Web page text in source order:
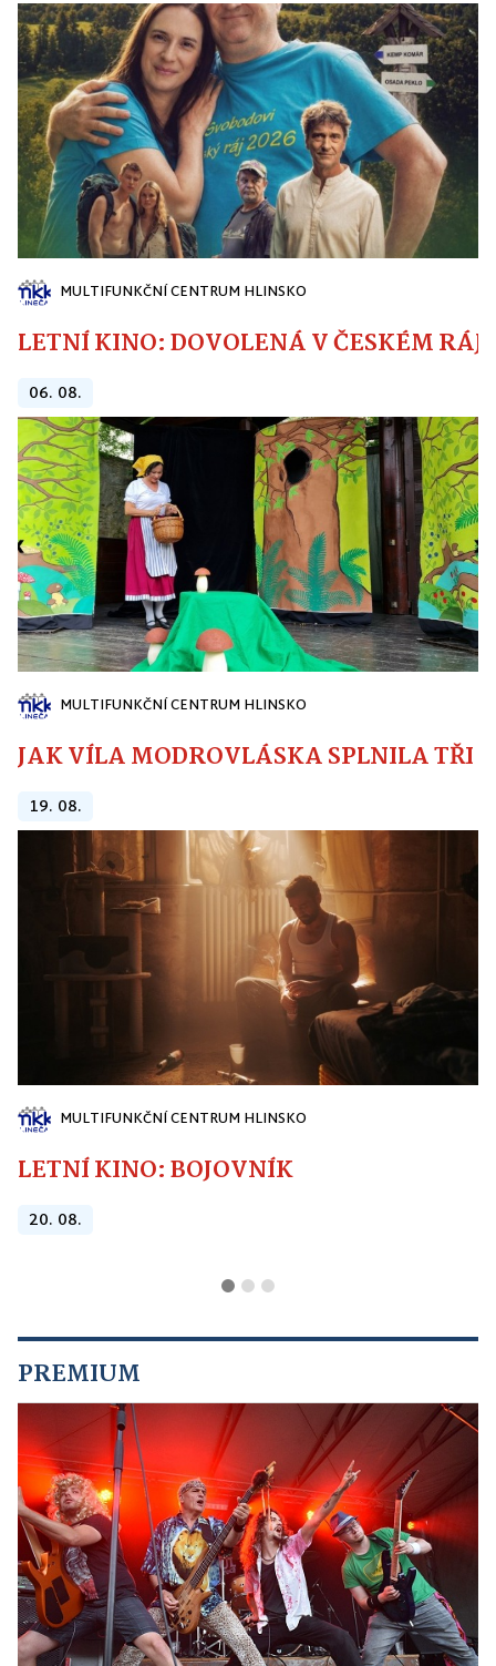
MULTIFUNKČNÍ CENTRUM HLINSKO
LETNÍ KINO: DOVOLENÁ V ČESKÉM RÁJI
06. 08.
MULTIFUNKČNÍ CENTRUM HLINSKO
JAK VÍLA MODROVLÁSKA SPLNILA
19. 08.
MULTIFUNKČNÍ CENTRUM HLINSKO
LETNÍ KINO: BOJOVNÍK
20. 08.
PREMIUM